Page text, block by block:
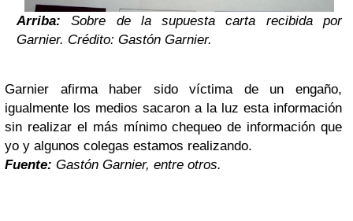
Arriba: Sobre de la supuesta carta recibida por
Garnier. Crédito: Gastón Garnier.
Garnier afirma haber sido víctima de un engaño,
igualmente los medios sacaron a la luz esta información
sin realizar el más mínimo chequeo de información que
yo y algunos colegas estamos realizando.
Fuente: Gastón Garnier, entre otros.